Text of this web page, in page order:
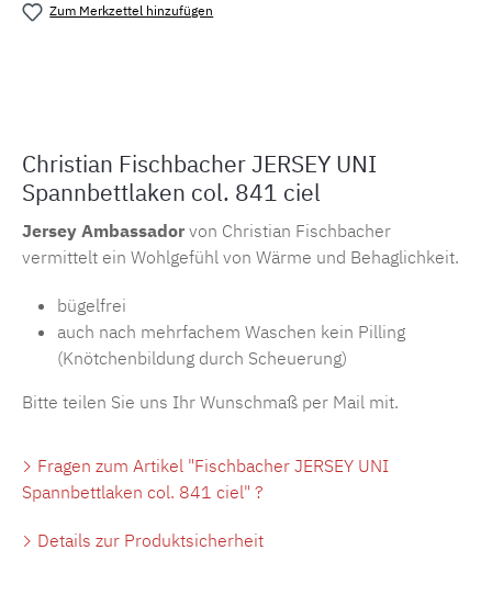
Zum Merkzettel hinzufügen
Christian Fischbacher JERSEY UNI
Spannbettlaken col. 841 ciel
Jersey Ambassador von Christian Fischbacher
vermittelt ein Wohlgefühl von Wärme und Behaglichkeit.
bügelfrei
auch nach mehrfachem Waschen kein Pilling
(Knötchenbildung durch Scheuerung)
Bitte teilen Sie uns Ihr Wunschmaß per Mail mit.
Fragen zum Artikel "Fischbacher JERSEY UNI
Spannbettlaken col. 841 ciel" ?
Details zur Produktsicherheit